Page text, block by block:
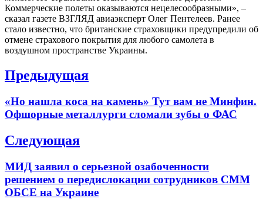
Коммерческие полеты оказываются нецелесообразными», –
сказал газете ВЗГЛЯД авиаэксперт Олег Пентелеев. Ранее
стало известно, что британские страховщики предупредили об
отмене страхового покрытия для любого самолета в
воздушном пространстве Украины.
Навигация
записям
Предыдущая
Previous
post:
«Но нашла коса на камень» Тут вам не Минфин.
Офшорные металлурги сломали зубы о ФАС
Следующая
Next
МИД заявил о серьезной озабоченности
решением о передислокации сотрудников СММ
ОБСЕ на Украине